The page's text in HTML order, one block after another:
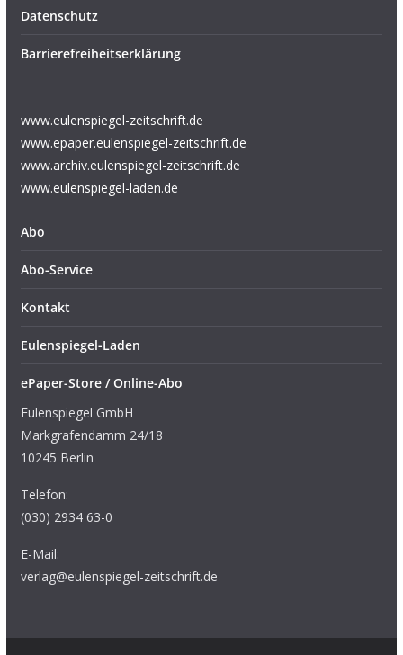
Datenschutz
Barrierefreiheitserklärung
www.eulenspiegel-zeitschrift.de
www.epaper.eulenspiegel-zeitschrift.de
www.archiv.eulenspiegel-zeitschrift.de
www.eulenspiegel-laden.de
Abo
Abo-Service
Kontakt
Eulenspiegel-Laden
ePaper-Store / Online-Abo
Eulenspiegel GmbH
Markgrafendamm 24/18
10245 Berlin
Telefon:
(030) 2934 63-0
E-Mail:
verlag@eulenspiegel-zeitschrift.de